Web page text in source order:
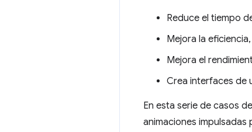
Reduce el tiempo
Mejora la
Mejora el
Crea interfaces de
En esta serie de casos
animaciones